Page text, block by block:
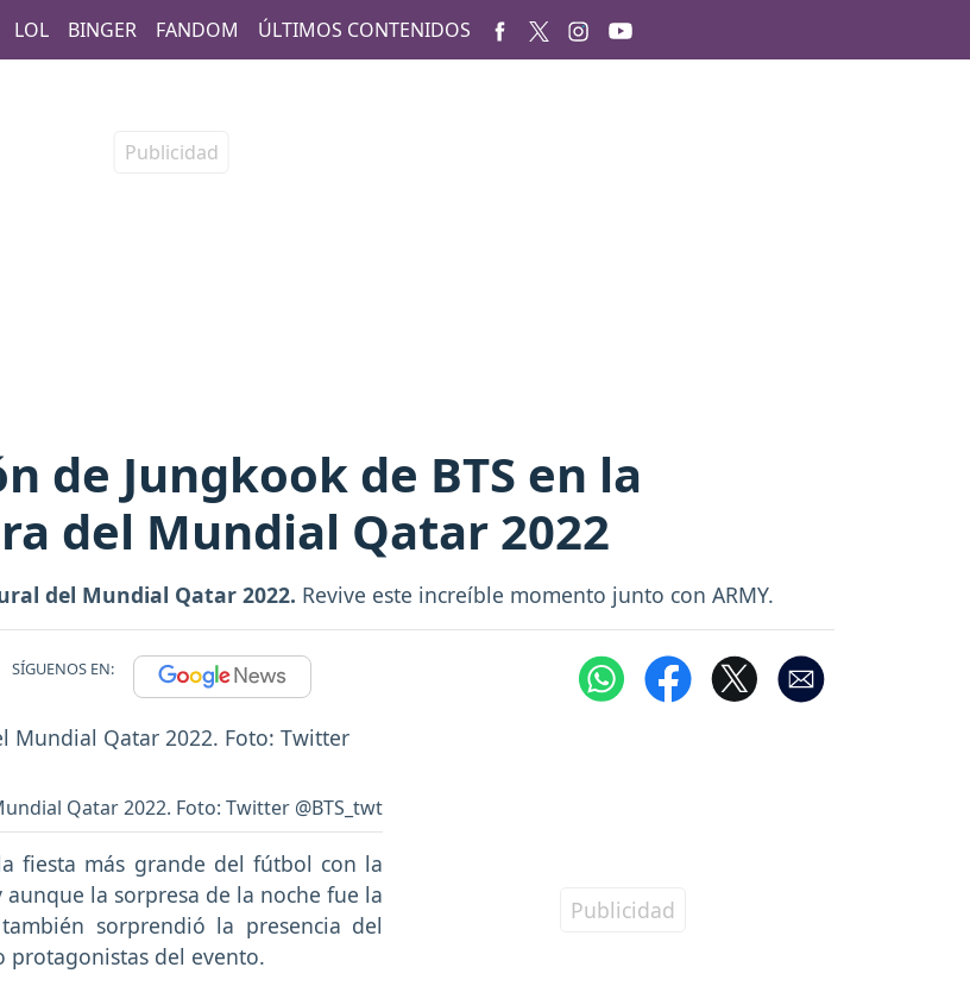
LOL BINGER FANDOM ÚLTIMOS CONTENIDOS
de Jungkook de BTS en la
del Mundial Qatar 2022
del Mundial Qatar 2022. Revive este increíble momento junto con ARMY.
SÍGUENOS EN:
Qatar 2022. Foto: Twitter @BTS_twt
fiesta más grande del fútbol con la
aunque la sorpresa de la noche fue la
sorprendió la presencia del
protagonistas del evento.